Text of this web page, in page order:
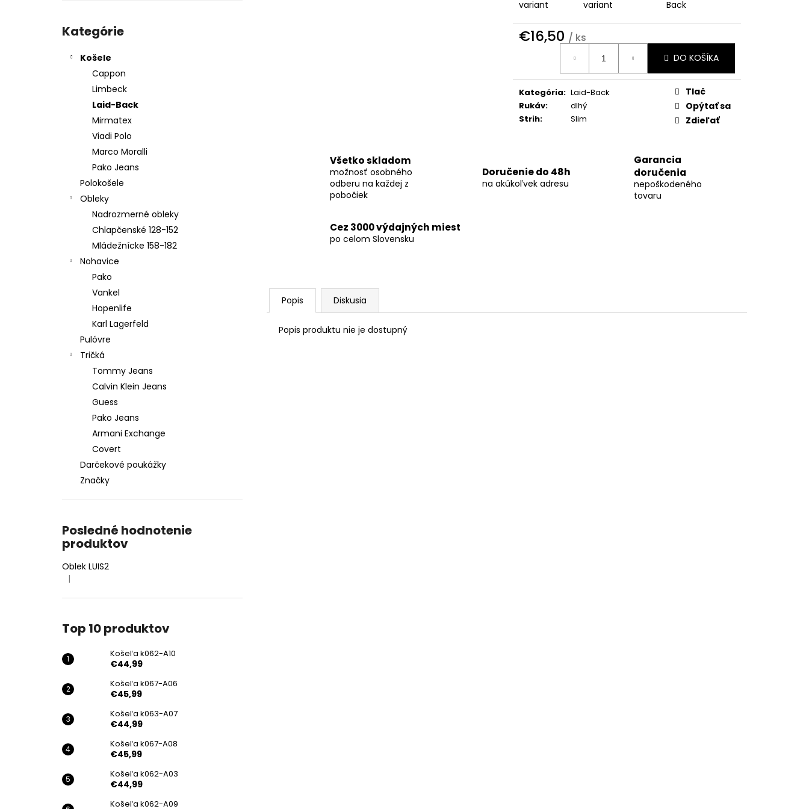
kategórie
Kategórie
Košele
Cappon
Limbeck
Laid-Back
Mirmatex
Viadi Polo
Marco Moralli
Pako Jeans
Polokošele
Obleky
Nadrozmerné obleky
Chlapčenské 128-152
Mládežnícke 158-182
Nohavice
Pako
Vankel
Hopenlife
Karl Lagerfeld
Pulóvre
Tričká
Tommy Jeans
Calvin Klein Jeans
Guess
Pako Jeans
Armani Exchange
Covert
Darčekové poukážky
Značky
Posledné hodnotenie
produktov
Oblek LUIS2
Hodnotenie produktu je 4 z 5 hviezdičiek.
|
Top 10 produktov
Košeľa k062-A10
€44,99
Košeľa k067-A06
€45,99
Košeľa k063-A07
€44,99
Košeľa k067-A08
€45,99
Košeľa k062-A03
€44,99
Košeľa k062-A09
variant
variant
Back
€16,50 / ks
Jednotková
DO KOŠÍKA
Kategória: Laid-Back
Rukáv:
dlhý
Strih: Slim
Tlač
Opýtať sa
Zdieľať
Všetko skladom
možnosť osobného
odberu na každej z
pobočiek
Doručenie do 48h
na akúkoľvek adresu
Garancia
doručenia
nepoškodeného
tovaru
Cez 3000 výdajných miest
po celom Slovensku
Popis Diskusia
Popis produktu nie je dostupný
KOŠEĽA K062-A10
KOŠEĽA K063-A07